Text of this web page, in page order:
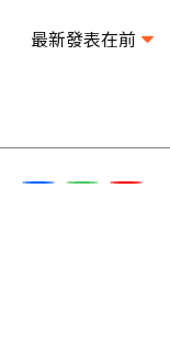
最新發表在前